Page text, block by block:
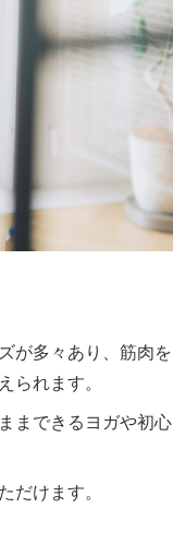
が多々あり、筋肉を
れます。
まできるヨガや初心
だけます。